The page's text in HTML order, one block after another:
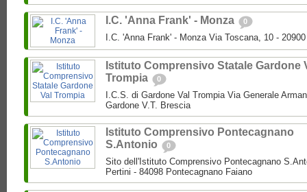
I.C. 'Anna Frank' - Monza 0
I.C. 'Anna Frank' - Monza Via Toscana, 10 -
Istituto Comprensivo Statale Gardone
Trompia
0
I.C.S. di Gardone Val Trompia Via Generale
Gardone V.T. Brescia
Istituto Comprensivo Pontecagnano
S.Antonio
0
Sito dell'Istituto Comprensivo Pontecagnano
Pertini - 84098 Pontecagnano Faiano